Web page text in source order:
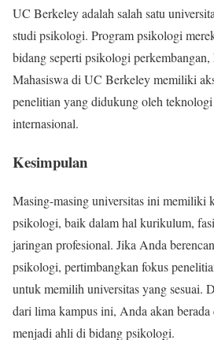
UC Berkeley adalah salah satu
studi psikologi. Program psikologi
bidang seperti psikologi
Mahasiswa di UC Berkeley memiliki
penelitian yang didukung oleh
internasional.
Kesimpulan
Masing-masing universitas ini memiliki
psikologi, baik dalam hal kurikulum,
jaringan profesional. Jika Anda
psikologi, pertimbangkan fokus
untuk memilih universitas yang sesuai.
dari lima kampus ini, Anda akan
menjadi ahli di bidang psikologi.